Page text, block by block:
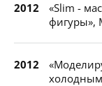
2012
«Slim -
фигуры»,
2012